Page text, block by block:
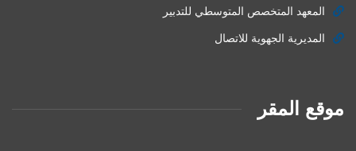
المعهد المتخصص المتوسطي للتدبير
المديرية الجهوية للاتصال
موقع المقر